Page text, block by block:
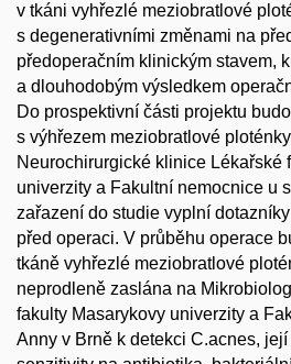
v tkáni vyhřezlé meziobratlové
s degenerativními změnami na
předoperačním klinickým stavem,
a dlouhodobým výsledkem
Do prospektivní části projektu
s výhřezem meziobratlové
Neurochirurgické klinice Lékařské
univerzity a Fakultní nemocnice u
zařazení do studie vyplní
před operaci. V průběhu operace
tkáně vyhřezlé meziobratlové
neprodleně zaslána na
fakulty Masarykovy univerzity a
Anny v Brně k detekci C.acnes,